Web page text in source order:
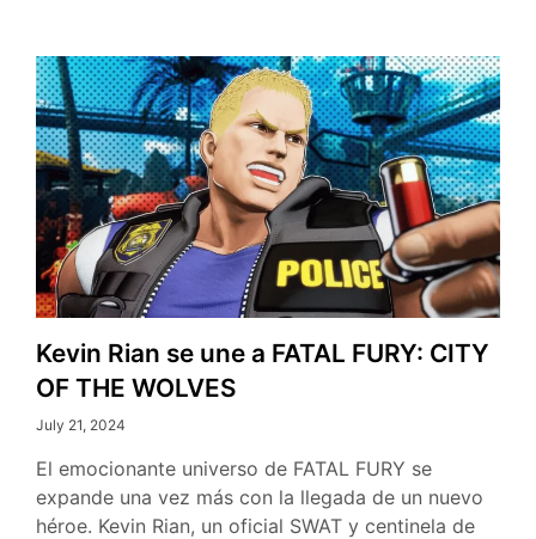
Kevin Rian se une a FATAL FURY: CITY
OF THE WOLVES
July 21, 2024
El emocionante universo de FATAL FURY se
expande una vez más con la llegada de un nuevo
héroe. Kevin Rian, un oficial SWAT y centinela de